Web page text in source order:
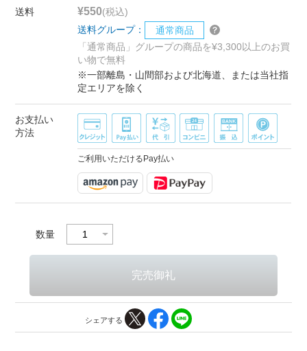
送料 ¥550(税込)
送料グループ：
通常商品
「通常商品」グループの商品を¥3,300以上のお買
い物で無料
※一部離島・山間部および北海道、または当社指
定エリアを除く
お支払い
方法
ご利用いただけるPay払い
数量
シェアする